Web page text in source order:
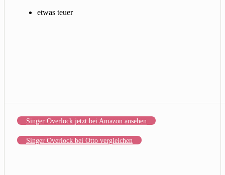
etwas teuer
Singer Overlock jetzt bei Amazon ansehen
Singer Overlock bei Otto vergleichen